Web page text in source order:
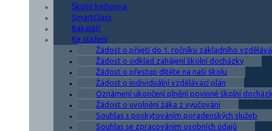
Školní knihovna
SmartClass
Bakaláři
Ke stažení
Žádost o přijetí do 1. ročníku základního
Žádost o odklad zahájení školní docházky
Žádost o přestup dítěte na naši školu
Žádost o individuální vzdělávací plán
Oznámení ukončení plnění povinné školní
Žádost o uvolnění žáka z vyučování
Souhlas s poskytováním poradenských služeb
Souhlas se zpracováním osobních údajů